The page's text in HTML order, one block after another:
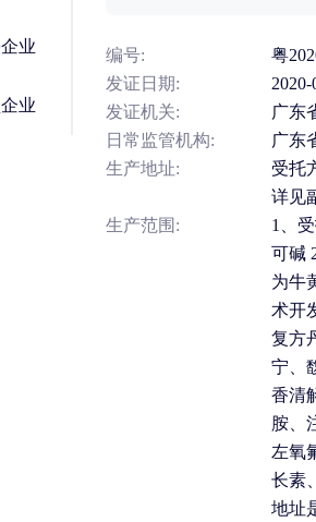
业
业
编号:
粤
发证日期:
2020-
发证机关:
广东
日常监管机构:
广东
生产地址:
受托
详见
生产范围:
1、
可碱
为牛
术开
复方
宁、
香清
胺、
左氧
长素
地址